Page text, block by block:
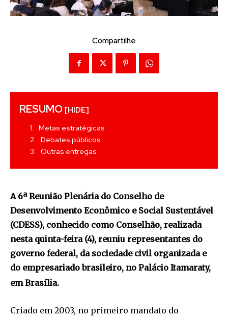
Compartilhe
RESUMO [HIDE]
Metas estratégicas
Debates públicos
Outras entregas
A 6ª Reunião Plenária do Conselho de
Desenvolvimento Econômico e Social Sustentável
(CDESS), conhecido como Conselhão, realizada
nesta quinta-feira (4), reuniu representantes do
governo federal, da sociedade civil organizada e
do empresariado brasileiro, no Palácio Itamaraty,
em Brasília.
Criado em 2003, no primeiro mandato do